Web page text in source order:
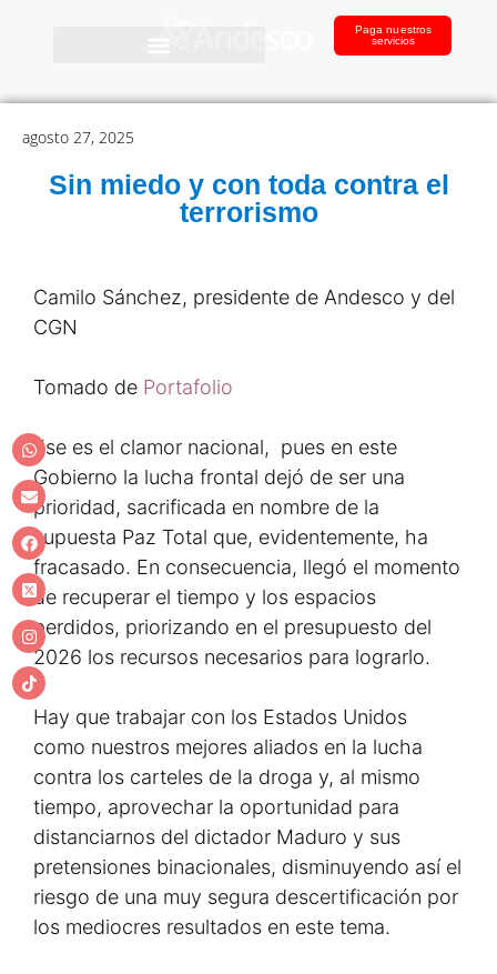
Paga nuestros
servicios
agosto 27, 2025
Sin miedo y con toda contra el
terrorismo
Camilo Sánchez, presidente de Andesco y del
CGN
Tomado de Portafolio
Ese es el clamor nacional, pues en este
Gobierno la lucha frontal dejó de ser una
prioridad, sacrificada en nombre de la
supuesta Paz Total que, evidentemente, ha
fracasado. En consecuencia, llegó el momento
de recuperar el tiempo y los espacios
perdidos, priorizando en el presupuesto del
2026 los recursos necesarios para lograrlo.
Hay que trabajar con los Estados Unidos
como nuestros mejores aliados en la lucha
contra los carteles de la droga y, al mismo
tiempo, aprovechar la oportunidad para
distanciarnos del dictador Maduro y sus
pretensiones binacionales, disminuyendo así el
riesgo de una muy segura descertificación por
los mediocres resultados en este tema.